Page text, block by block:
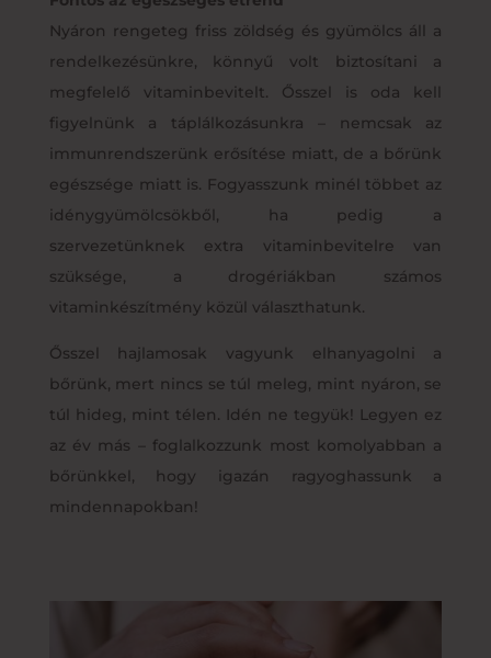
Nyáron rengeteg friss zöldség és gyümölcs áll a
rendelkezésünkre, könnyű volt biztosítani a
megfelelő vitaminbevitelt. Ősszel is oda kell
figyelnünk a táplálkozásunkra – nemcsak az
immunrendszerünk erősítése miatt, de a bőrünk
egészsége miatt is. Fogyasszunk minél többet az
idénygyümölcsökből, ha pedig a
szervezetünknek extra vitaminbevitelre van
szüksége, a drogériákban számos
vitaminkészítmény közül választhatunk.
Ősszel hajlamosak vagyunk elhanyagolni a
bőrünk, mert nincs se túl meleg, mint nyáron, se
túl hideg, mint télen. Idén ne tegyük! Legyen ez
az év más – foglalkozzunk most komolyabban a
bőrünkkel, hogy igazán ragyoghassunk a
mindennapokban!